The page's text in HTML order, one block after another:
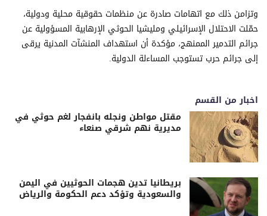
وتزامن ذلك مع اتهامات صادرة عن منظمات حقوقية محلية ودولية،
حمّلت الاحتلال الإسرائيلي ومليشيا الحوثي الإرهابية المسؤولية عن
جرائم التدمير الممنهج، مؤكدة أن استهداف المنشآت المدنية يرقى
إلى جرائم حرب تستوجب المساءلة الدولية.
اخبار من القسم
مقتل مواطن ونجله بانفجار لغم حوثي في
مديرية نهم شرقي صنعاء
بريطانيا تدين هجمات الحوثيين في اليمن
والسعودية وتؤكد دعم الحكومة والرياض